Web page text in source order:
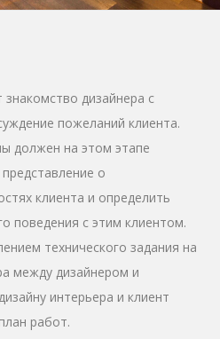
дизайнера с
пожеланий клиента.
должен на этом этапе
о
клиента и определить
поведения с этим клиентом.
технического задания на
между дизайнером и
интерьера и клиент
работ.